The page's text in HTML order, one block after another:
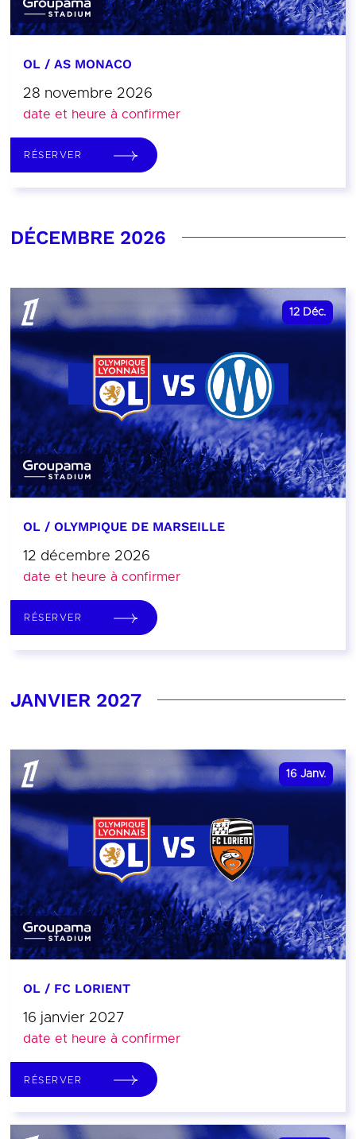
OL / AS MONACO
28 novembre 2026
date et heure à confirmer
RÉSERVER
DÉCEMBRE 2026
12 Déc.
OL / OLYMPIQUE DE MARSEILLE
12 décembre 2026
date et heure à confirmer
RÉSERVER
JANVIER 2027
16 Janv.
OL / FC LORIENT
16 janvier 2027
date et heure à confirmer
RÉSERVER